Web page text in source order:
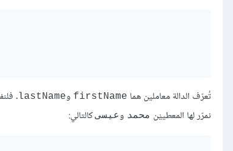
تُعرّف الدالة معاملين هما firstName وlastName
.
نمرّر لها المعطييْن محمد وعيسىكالتالي: